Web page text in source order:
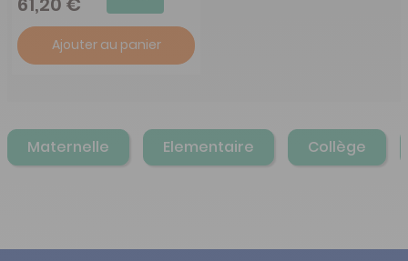
Ajouter au panier
Maternelle Elementaire Collège